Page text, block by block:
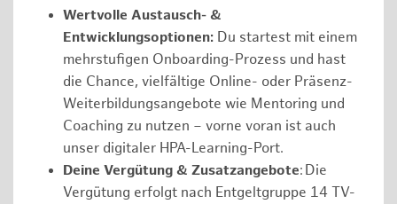
Wertvolle Austausch- &
Entwicklungsoptionen: Du startest mit einem
mehrstufigen Onboarding-Prozess und hast
die Chance, vielfältige Online- oder Präsenz-
Weiterbildungsangebote wie Mentoring und
Coaching zu nutzen – vorne voran ist auch
unser digitaler HPA-Learning-Port.
Deine Vergütung & Zusatzangebote: Die
Vergütung erfolgt nach Entgeltgruppe 14 TV-